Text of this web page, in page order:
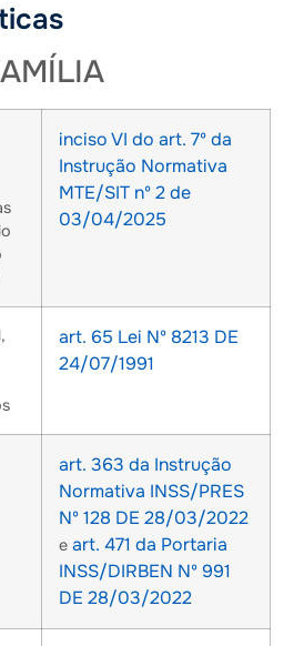
inciso VI do art. 7º da
Instrução Normativa
MTE/SIT nº 2 de
03/04/2025
art. 65 Lei Nº 8213 DE
24/07/1991
art. 363 da Instrução
Normativa INSS/PRES
Nº 128 DE 28/03/2022
e art. 471 da Portaria
INSS/DIRBEN Nº 991
DE 28/03/2022